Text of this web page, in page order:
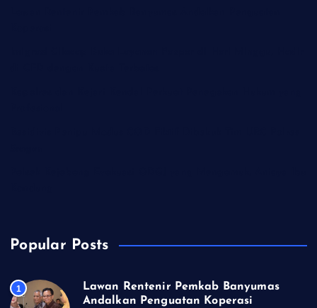
Popular Posts
1
Lawan Rentenir Pemkab Banyumas
Andalkan Penguatan Koperasi